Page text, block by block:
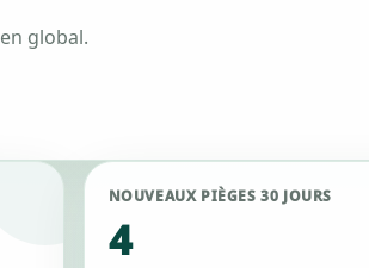
global.
NOUVEAUX PIÈGES 30 JOURS
4